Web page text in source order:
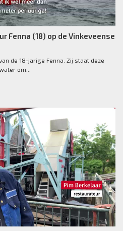
Fenna (18) op de Vinkeveense
de 18-jarige Fenna. Zij staat deze
om...